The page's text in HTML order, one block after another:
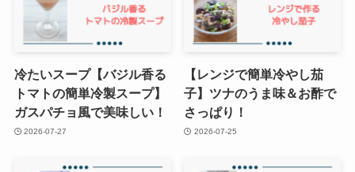
冷たいスープ【バジル香る
トマトの簡単冷製スープ】
ガスパチョ風で美味しい！
2026-07-27
【レンジで簡単冷やし茄
子】ツナのうま味＆お酢で
さっぱり！
2026-07-25